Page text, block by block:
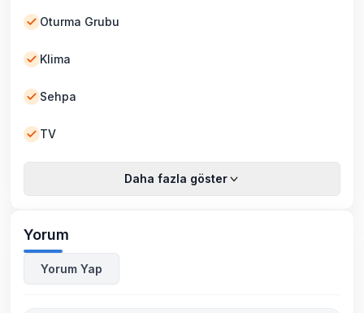
Oturma Grubu
Klima
Sehpa
TV
Daha fazla göster
Yorum
Yorum Yap